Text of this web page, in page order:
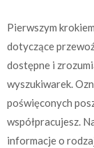
Pierwszym
dotyczące
dostępne i
wyszukiwarek.
poświęconych
współpracujesz.
informacje o